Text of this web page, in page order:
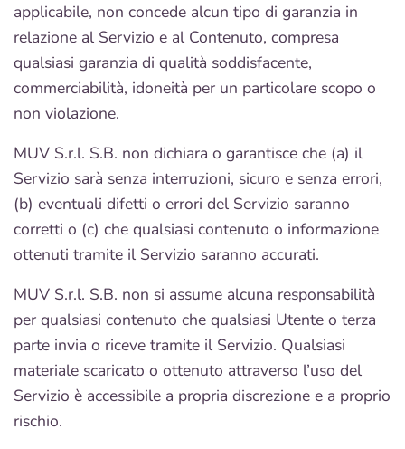
applicabile, non concede alcun tipo di garanzia in
relazione al Servizio e al Contenuto, compresa
qualsiasi garanzia di qualità soddisfacente,
commerciabilità, idoneità per un particolare scopo o
non violazione.
MUV S.r.l. S.B. non dichiara o garantisce che (a) il
Servizio sarà senza interruzioni, sicuro e senza errori,
(b) eventuali difetti o errori del Servizio saranno
corretti o (c) che qualsiasi contenuto o informazione
ottenuti tramite il Servizio saranno accurati.
MUV S.r.l. S.B. non si assume alcuna responsabilità
per qualsiasi contenuto che qualsiasi Utente o terza
parte invia o riceve tramite il Servizio. Qualsiasi
materiale scaricato o ottenuto attraverso l’uso del
Servizio è accessibile a propria discrezione e a proprio
rischio.